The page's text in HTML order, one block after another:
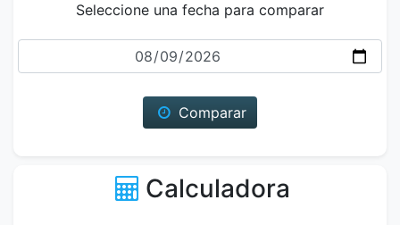
Seleccione una fecha para comparar
Fecha
Comparar
Calculadora